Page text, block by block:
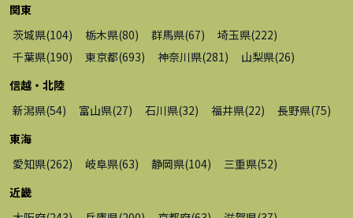
関東
茨城県(104) 栃木県(80) 群馬県(67) 埼玉県(222)
千葉県(190) 東京都(693) 神奈川県(281 ) 山梨県(26)
信越・北陸
新潟県(54) 富山県(27) 石川県(32) 福井県(22) 長野県(75)
東海
愛知県(262) 岐阜県(63) 静岡県(104) 三重県(52)
近畿